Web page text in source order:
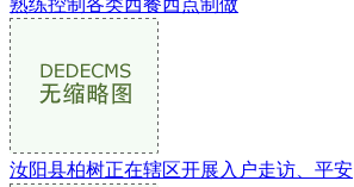
汝阳县柏树正在辖区开展入户走访、平安